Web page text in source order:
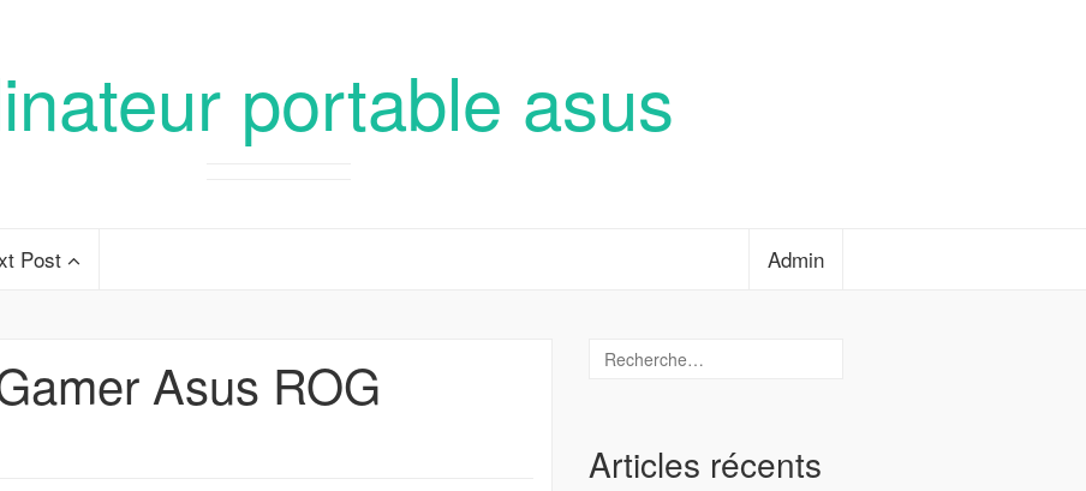
portable asus
Post Admin
Asus ROG
Articles récents